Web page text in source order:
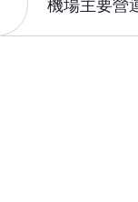
機場主要營